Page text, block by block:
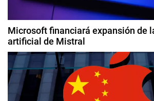
Microsoft financiará expansión de
artificial de Mistral